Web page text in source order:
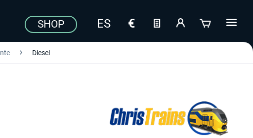
SHOP
Diesel